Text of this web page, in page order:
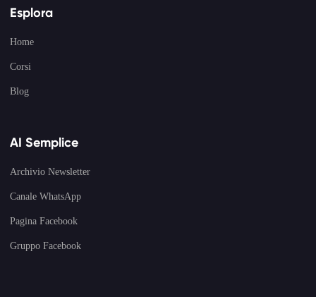
Esplora
Home
Corsi
Blog
AI Semplice
Archivio Newsletter
Canale WhatsApp
Pagina Facebook
Gruppo Facebook